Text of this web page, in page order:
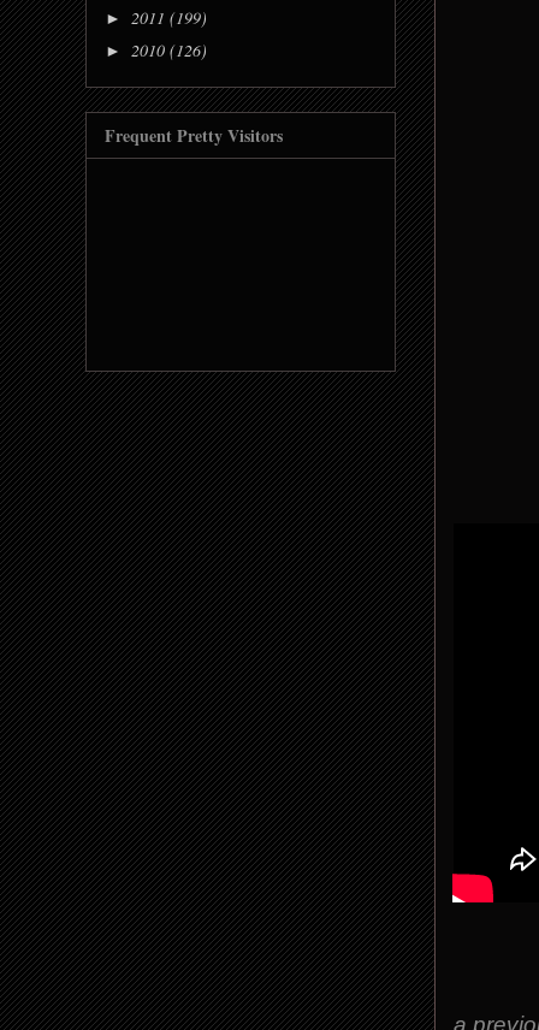
a
► 2011 (199)
► 2010 (126)
Frequent Pretty Visitors